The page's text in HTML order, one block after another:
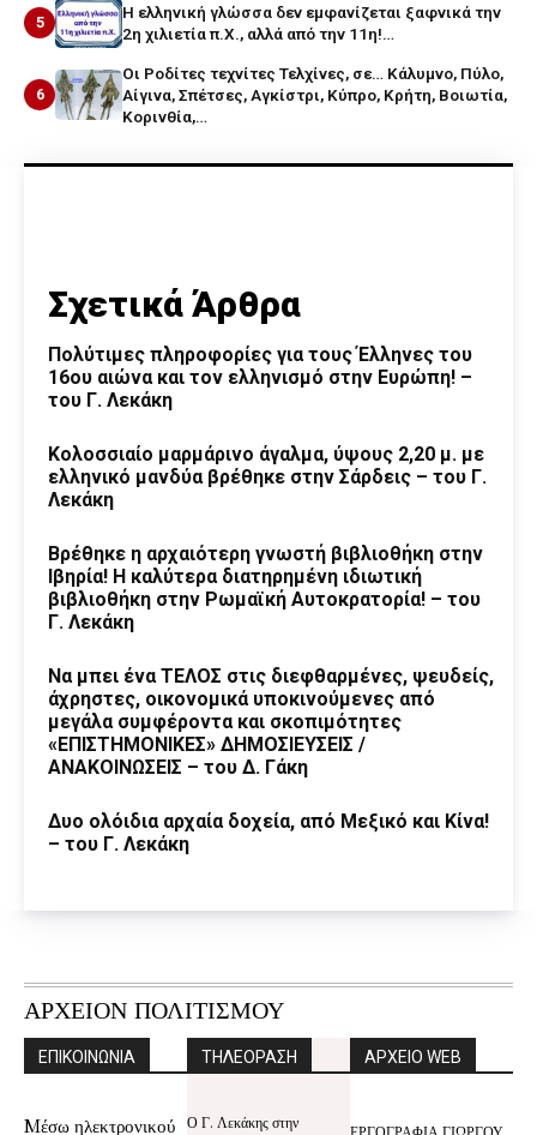
5
Η ελληνική γλώσσα δεν εμφανίζεται ξαφνικά την
2η χιλιετία π.Χ., αλλά από την 11η!…
6
Οι Ροδίτες τεχνίτες Τελχίνες, σε… Κάλυμνο, Πύλο,
Αίγινα, Σπέτσες, Αγκίστρι, Κύπρο, Κρήτη, Βοιωτία,
Κορινθία,…
Σχετικά Άρθρα
Πολύτιμες πληροφορίες για τους Έλληνες του
16ου αιώνα και τον ελληνισμό στην Ευρώπη! –
του Γ. Λεκάκη
Κολοσσιαίο μαρμάρινο άγαλμα, ύψους 2,20 μ. με
ελληνικό μανδύα βρέθηκε στην Σάρδεις – του Γ.
Λεκάκη
Βρέθηκε η αρχαιότερη γνωστή βιβλιοθήκη στην
Ιβηρία! Η καλύτερα διατηρημένη ιδιωτική
βιβλιοθήκη στην Ρωμαϊκή Αυτοκρατορία! – του
Γ. Λεκάκη
Να μπει ένα ΤΕΛΟΣ στις διεφθαρμένες, ψευδείς,
άχρηστες, οικονομικά υποκινούμενες από
μεγάλα συμφέροντα και σκοπιμότητες
«ΕΠΙΣΤΗΜΟΝΙΚΕΣ» ΔΗΜΟΣΙΕΥΣΕΙΣ /
ΑΝΑΚΟΙΝΩΣΕΙΣ – του Δ. Γάκη
Δυο ολόιδια αρχαία δοχεία, από Μεξικό και Κίνα!
– του Γ. Λεκάκη
ΑΡΧΕΙΟΝ ΠΟΛΙΤΙΣΜΟΥ
ΕΠΙΚΟΙΝΩΝΙΑ
Mέσω ηλεκτρονικού
ΤΗΛΕΟΡΑΣΗ
Ο Γ. Λεκάκης στην
ΑΡΧΕΙΟ WEB
ΕΡΓΟΓΡΑΦΙΑ ΓΙΩΡΓΟΥ